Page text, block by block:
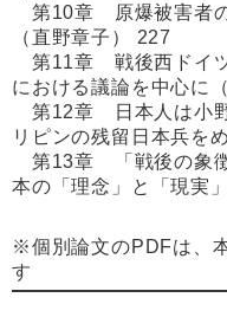
第10章 原爆被害者の
（直野章子） 227
第11章 戦後西ドイ
における議論を中心に
第12章 日本人は小
リピンの残留日本兵
第13章 「戦後の象
本の「理念」と「現実
※個別論文のPDFは、
す